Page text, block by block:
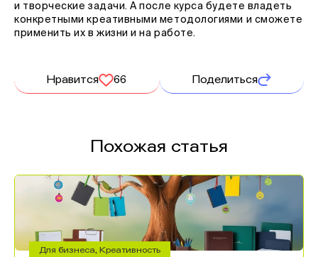
и творческие задачи. А после курса будете владеть
конкретными креативными методологиями и сможете
применить их в жизни и на работе.
Нравится 66 Поделиться
Похожая статья
Для бизнеса, Креативность